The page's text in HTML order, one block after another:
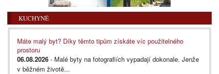
KUCHYNĚ
Máte malý byt? Díky těmto tipům získáte víc použitelného
prostoru
06.08.2026 - Malé byty na fotografiích vypadají dokonale. Jenže
v běžném životě...